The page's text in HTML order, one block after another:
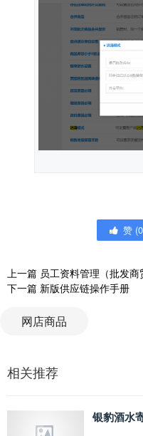
赞 (0
上一篇 员工资料管理（批发商
下一篇 新版供应链操作手册
网店商品
相关推荐
银豹酒水